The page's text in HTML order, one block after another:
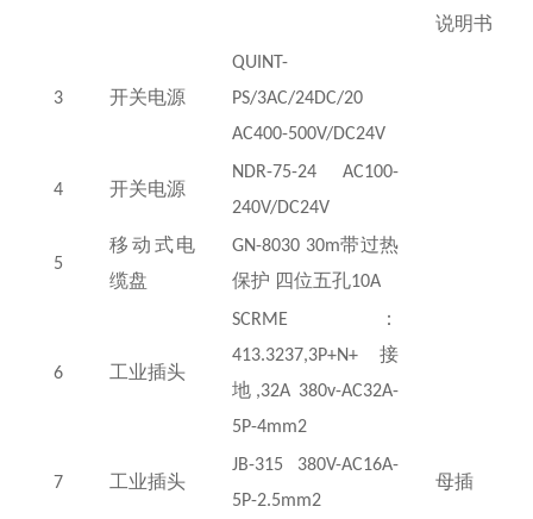
说明书
3 开关电源
QUINT-
PS/3AC/24DC/20
AC400-500V/DC24V
4 开关电源
NDR-75-24 AC100-
240V/DC24V
5
移动式电
缆盘
GN-8030 30m带过热
保护 四位五孔10A
6 工业插头
SCRME ：
413.3237,3P+N+ 接
地 ,32A 380v-AC32A-
5P-4mm2
7 工业插头
JB-315 380V-AC16A-
5P-2.5mm2
母插